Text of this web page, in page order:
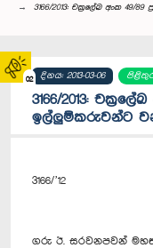
02
3166/2013: චක්‍රලේඛ අංක 49/
දිනය: 2013-03-06
3166/2013:
ඉල්ලුම්කරුවන්ට
3166/’12
ගරු ඊ. සරවනපවන්